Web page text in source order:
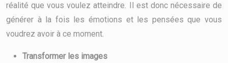
réalité que vous voulez atteindre. Il est donc nécessaire de
générer à la fois les émotions et les pensées que vous
voudrez avoir à ce moment.
Transformer les images